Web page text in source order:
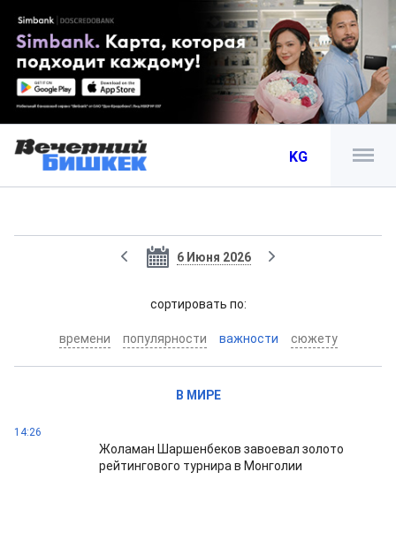
KG
6 Июня 2026
cортировать по:
времени популярности важности сюжету
В МИРЕ
14:26
Жоламан Шаршенбеков завоевал золото
рейтингового турнира в Монголии